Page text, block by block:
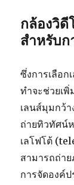
กล้องวิดี
สำหรับ
ซึ่งการเลือก
ทำจะช่วยเ
เลนส์มุมกว้
ถ่ายทิวทัศน์
เลโฟโต้
สามารถถ่า
การจัดองค์